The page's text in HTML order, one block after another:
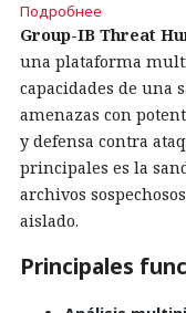
Подробнее
Group-IB Threat
una plataforma
capacidades de una
amenazas con
y defensa contra
principales es la
archivos
aislado.
Principales